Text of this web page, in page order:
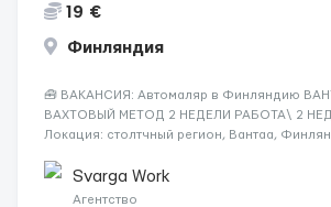
19 €
Финляндия
🧰 ВАКАНСИЯ: Автомаляр в Финляндию
ВАХТОВЫЙ МЕТОД 2 НЕДЕЛИ РАБОТА\ 2
Локация: столтчный регион, Вантаа,
час брутто 🏠 Жильё: предоставляется
Контакт: +3725672...
Svarga Work
Агентство